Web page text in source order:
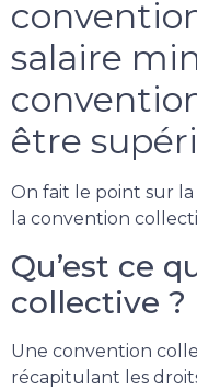
salaire
être
On fait le point sur
la convention
Qu’est ce
collective ?
Une convention
récapitulant les